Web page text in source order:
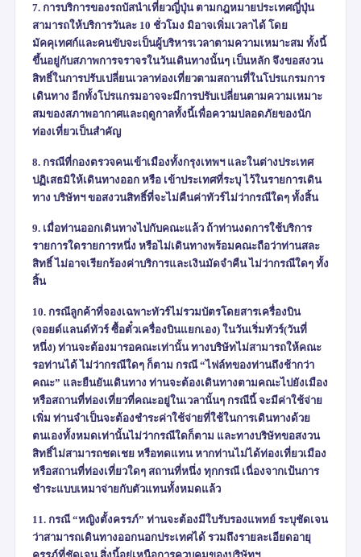
7. การบริการของรถบัสนำเที่ยวญี่ปุ่น ตามกฎหมายประเทศญี่ปุ่น
สามารถให้บริการวันละ 10 ชั่วโมง มิอาจเพิ่มเวลาได้ โดย
มัคคุเทศก์และคนขับจะเป็นผู้บริหารเวลาตามความเหมาะสม ทั้งนี้
ขึ้นอยู่กับสภาพการจราจรในวันเดินทางนั้นๆ เป็นหลัก จึงขอสงวน
สิทธิ์ในการปรับเปลี่ยนเวลาท่องเที่ยวตามสถานที่ในโปรแกรมการ
เดินทาง อีกทั้งโปรแกรมอาจจะมีการปรับเปลี่ยนตามความเหมาะ
สมของสภาพอากาศและฤดูกาลทั้งนี้เพื่อความปลอดภัยของนัก
ท่องเที่ยวเป็นสำคัญ
8. กรณีที่กองตรวจคนเข้าเมืองทั้งกรุงเทพฯ และในต่างประเทศ
ปฏิเสธมิให้เดินทางออก หรือ เข้าประเทศที่ระบุ ไว้ในรายการเดิน
ทาง บริษัทฯ ขอสงวนสิทธิ์ที่จะไม่คืนค่าทัวร์ไม่ว่ากรณีใดๆ ทั้งสิ้น
9. เมื่อท่านออกเดินทางไปกับคณะแล้ว ถ้าท่านงดการใช้บริการ
รายการใดรายการหนึ่ง หรือไม่เดินทางพร้อมคณะถือว่าท่านสละ
สิทธิ์ ไม่อาจเรียกร้องค่าบริการและเงินมัดจำคืน ไม่ว่ากรณีใดๆ ทั้ง
สิ้น
10. กรณีลูกค้าที่จองเฉพาะทัวร์ไม่รวมบัตรโดยสารเครื่องบิน
(จอยด์แลนด์ทัวร์ ซื้อตั๋วเครื่องบินแยกเอง) ในวันเริ่มทัวร์(วันที่
หนึ่ง) ท่านจะต้องมารอคณะเท่านั้น ทางบริษัทไม่สามารถให้คณะ
รอท่านได้ ไม่ว่ากรณีใดๆ ก็ตาม กรณี “ไฟล์ทของท่านถึงช้ากว่า
คณะ” และยืนยันเดินทาง ท่านจะต้องเดินทางตามคณะไปยังเมือง
หรือสถานที่ท่องเที่ยวที่คณะอยู่ในเวลานั้นๆ กรณีนี้ จะมีค่าใช้จ่าย
เพิ่ม ท่านจำเป็นจะต้องชำระค่าใช้จ่ายที่ใช้ในการเดินทางด้วย
ตนเองทั้งหมดเท่านั้นไม่ว่ากรณีใดก็ตาม และทางบริษัทขอสงวน
สิทธิ์ไม่สามารถชดเชย หรือทดแทน หากท่านไม่ได้ท่องเที่ยวเมือง
หรือสถานที่ท่องเที่ยวใดๆ สถานที่หนึ่ง ทุกกรณี เนื่องจากเป้นการ
ชำระแบบเหมาจ่ายกับตัวแทนทั้งหมดแล้ว
11. กรณี “หญิงตั้งครรภ์” ท่านจะต้องมีใบรับรองแพทย์ ระบุชัดเจน
ว่าสามารถเดินทางออกนอกประเทศได้ รวมถึงรายละเอียดอายุ